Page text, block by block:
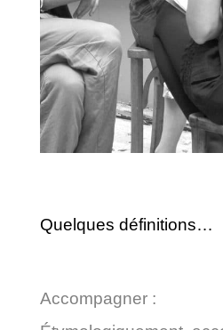
Quelques définitions…
Accompagner :